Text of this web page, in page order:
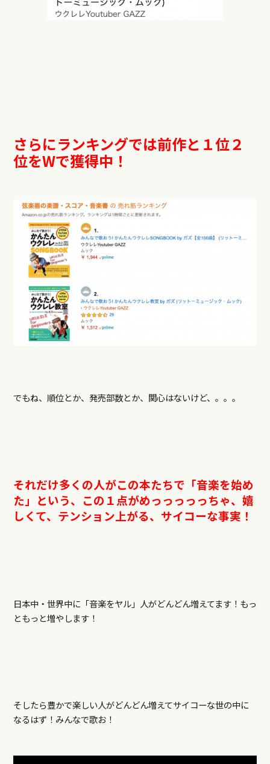
さらにランキングでは前作と１位２
位をWで獲得中！
でもね、順位とか、発売部数とか、関心はないけど、。。。
それだけ多くの人がこの本たちで「音楽を始め
た」という、この１点がめっっっっっちゃ、嬉
しくて、テンション上がる、サイコーな事実！
日本中・世界中に「音楽をヤル」人がどんどん増えてます！もっ
ともっと増やします！
そしたら豊かで楽しい人がどんどん増えてサイコーな世の中に
なるはず！みんなで歌お！